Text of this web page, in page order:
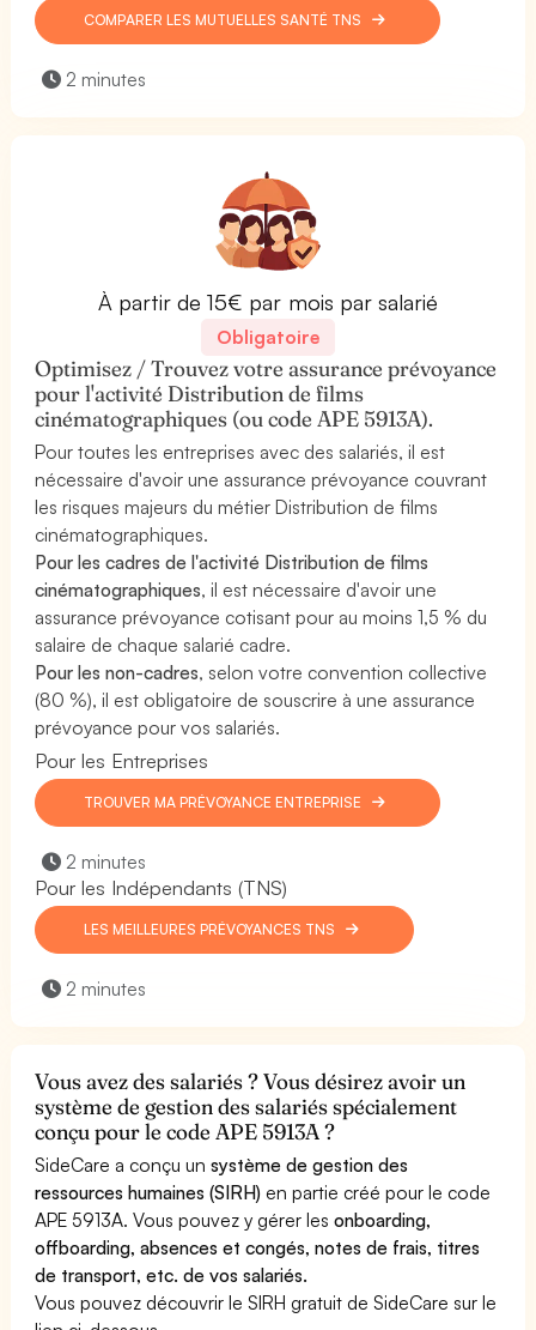
COMPARER LES MUTUELLES SANTÉ TNS
2 minutes
À partir de 15€ par mois par salarié
Obligatoire
Optimisez / Trouvez votre assurance prévoyance
pour l'activité Distribution de films
cinématographiques (ou code APE 5913A).
Pour toutes les entreprises avec des salariés, il est
nécessaire d'avoir une assurance prévoyance couvrant
les risques majeurs du métier Distribution de films
cinématographiques.
Pour les cadres de l'activité Distribution de films
cinématographiques, il est nécessaire d'avoir une
assurance prévoyance cotisant pour au moins 1,5 % du
salaire de chaque salarié cadre.
Pour les non-cadres, selon votre convention collective
(80 %), il est obligatoire de souscrire à une assurance
prévoyance pour vos salariés.
Pour les Entreprises
TROUVER MA PRÉVOYANCE ENTREPRISE
2 minutes
Pour les Indépendants (TNS)
LES MEILLEURES PRÉVOYANCES TNS
2 minutes
Vous avez des salariés ? Vous désirez avoir un
système de gestion des salariés spécialement
conçu pour le code APE 5913A ?
SideCare a conçu unsystème de gestion des
ressources humaines (SIRH) en partie créé pour le code
APE 5913A. Vous pouvez y gérer lesonboarding,
offboarding, absences et congés, notes de frais, titres
de transport, etc. de vos salariés.
Vous pouvez découvrir le SIRH gratuit de SideCare sur le